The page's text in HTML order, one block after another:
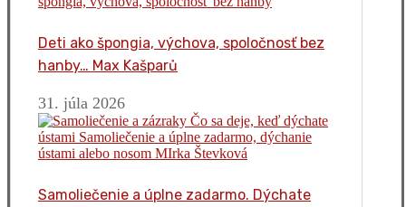
Deti ako špongia, výchova, spoločnosť bez
hanby… Max Kašparů
31. júla 2026
Samoliečenie a úplne zadarmo. Dýchate